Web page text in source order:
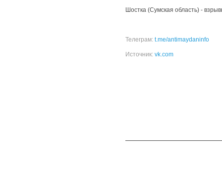
Шостка (Сумская область) -
Телеграм: t.me/antimaydaninfo
Источник: vk.com